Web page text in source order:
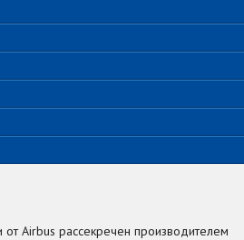
от Airbus рассекречен производителем